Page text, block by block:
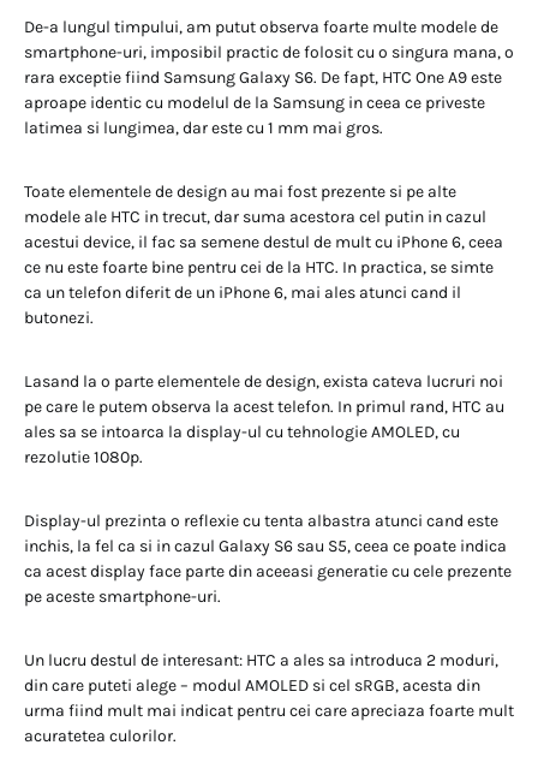
De-a lungul timpului, am putut observa foarte multe modele de
smartphone-uri, imposibil practic de folosit cu o singura mana, o
rara exceptie fiind Samsung Galaxy S6. De fapt, HTC One A9 este
aproape identic cu modelul de la Samsung in ceea ce priveste
latimea si lungimea, dar este cu 1 mm mai gros.
Toate elementele de design au mai fost prezente si pe alte
modele ale HTC in trecut, dar suma acestora cel putin in cazul
acestui device, il fac sa semene destul de mult cu iPhone 6, ceea
ce nu este foarte bine pentru cei de la HTC. In practica, se simte
ca un telefon diferit de un iPhone 6, mai ales atunci cand il
butonezi.
Lasand la o parte elementele de design, exista cateva lucruri noi
pe care le putem observa la acest telefon. In primul rand, HTC au
ales sa se intoarca la display-ul cu tehnologie AMOLED, cu
rezolutie 1080p.
Display-ul prezinta o reflexie cu tenta albastra atunci cand este
inchis, la fel ca si in cazul Galaxy S6 sau S5, ceea ce poate indica
ca acest display face parte din aceeasi generatie cu cele prezente
pe aceste smartphone-uri.
Un lucru destul de interesant: HTC a ales sa introduca 2 moduri,
din care puteti alege – modul AMOLED si cel sRGB, acesta din
urma fiind mult mai indicat pentru cei care apreciaza foarte mult
acuratetea culorilor.